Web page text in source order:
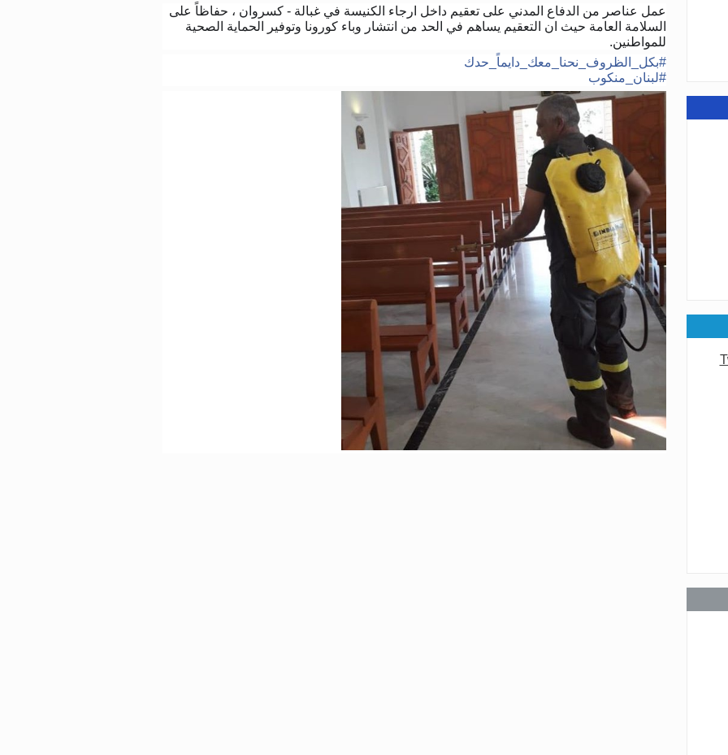
عمل عناصر من الدفاع المدني على تعقيم داخل ارجاء الكنيسة في غبالة - كسروان ، حفاظاً على
السلامة العامة حيث ان التعقيم يساهم في الحد من انتشار وباء كورونا وتوفير الحماية الصحية
للمواطنين
#بكل_الظروف_نحنا_معك_دايماً_حدك
#لبنان_منكوب